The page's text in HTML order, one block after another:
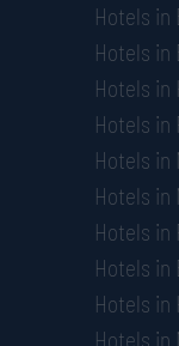
Hotels in
Hotels in
Hotels in
Hotels in
Hotels in
Hotels in
Hotels in
Hotels in
Hotels in
Hotels in